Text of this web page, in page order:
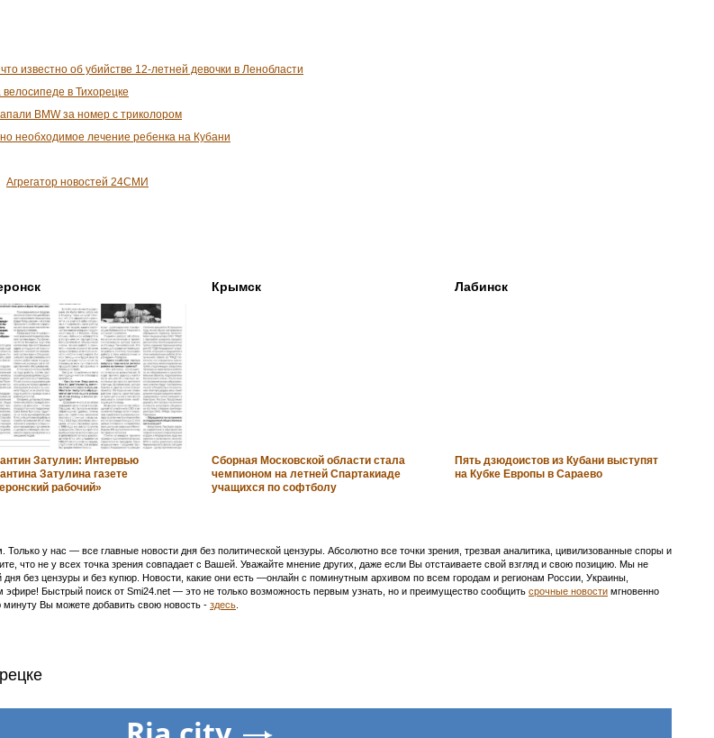
известно об убийстве 12-летней девочки в Ленобласти
в Тихорецке
BMW за номер с триколором
необходимое лечение ребенка на Кубани
Агрегатор новостей 24СМИ
Затулин: Интервью
Затулина газете
рабочий»
Крымск
Сборная Московской области стала
чемпионом на летней Спартакиаде
учащихся по софтболу
Лабинск
Пять дзюдоистов из Кубани выступят
на Кубке Европы в Сараево
у нас — все главные новости дня без политической цензуры. Абсолютно все точки зрения, трезвая аналитика, цивилизованные споры и
что не у всех точка зрения совпадает с Вашей. Уважайте мнение других, даже если Вы отстаиваете свой взгляд и свою позицию. Мы не
без цензуры и без купюр. Новости, какие они есть —онлайн с поминутным архивом по всем городам и регионам России, Украины,
Быстрый поиск от Smi24.net — это не только возможность первым узнать, но и преимущество сообщить срочные новости мгновенно
Вы можете добавить свою новость - здесь